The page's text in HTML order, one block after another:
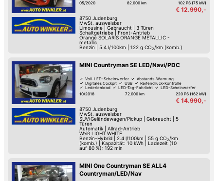
05/2020
82.000 km 102 PS (75 kW)
€ 12.990,-
8750 Judenburg
MwSt. ausweisbar
Limousine| Gebraucht
3 Türen
Schaltgetriebe| Front-Antrieb
Orange SOLARIS ORANGE METALLIC -
metallic
Benzin
5.4 l/100km 122 g CO2 /km (komb.)
MINI Countryman SE LED/Navi/PDC
Voll-LED-Scheinwerfer
Abstands-Warnung
Digitales Cockpit
USB
Reifendruck-Kontrolle
Lederlenkrad
LED-Tag-Fahrlicht
LED-Scheinwerfer
10/2018
72.000 km 220 PS (162 kW)
€ 14.990,-
8750 Judenburg
MwSt. ausweisbar
SUV/Geländewagen/Pickup| Gebraucht
5
Türen
Automatik| Allrad-Antrieb
Weiß LIGHT WHITE
Benzin-Hybrid
2.4 l/100km 55 g CO2 /km
(komb.)
|Kapazität: 10 kWh | Ladezeit (10
auf 80 %): 192 min
MINI One Countryman SE ALL4
Countryman/LED/Nav